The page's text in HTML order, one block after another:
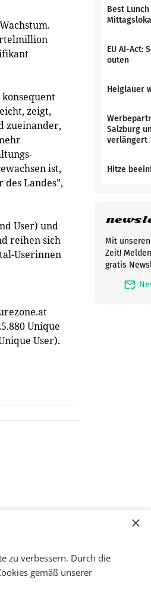
zeigt,
zueinander,
ist,
Landes”,
User) und
reihen sich
Userinnen
Unique
User).
Best
EU AI-Act:
outen
Heiglauer
Salzburg
verlängert
Hitze
Mit
Zeit!
gratis
mark_email_read
×
zu verbessern. Durch die
gemäß unserer